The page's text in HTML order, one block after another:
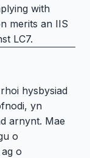
with
merits an IIS
LC7.
hysbysiad
yn
arnynt. Mae
o
o